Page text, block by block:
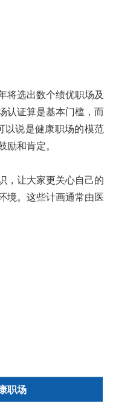
将选出数个绩优职场及
认证算是基本门槛，而
以说是健康职场的模范
和肯定。
，让大家更关心自己的
境。这些计画通常由医
职场